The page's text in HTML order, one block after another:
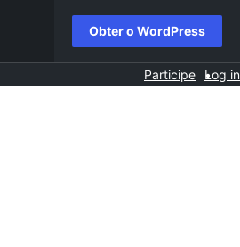
Obter o WordPress
Participe Log in